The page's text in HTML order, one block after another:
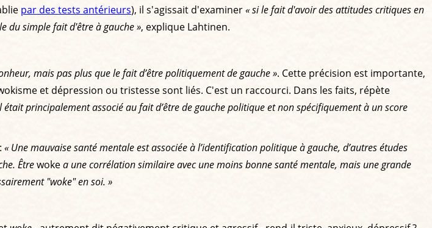
par des tests antérieurs), il s'agissait d'examiner« si le fait d'avoir des attitudes critiques en
du simple fait d'être à gauche », explique Lahtinen.
mais pas plus que le fait d’être politiquement de gauche ». Cette précision est importante,
et dépression ou tristesse sont liés. C'est un raccourci. Dans les faits, répète
principalement associé au fait d’être de gauche politique et non spécifiquement à un score
« Une mauvaise santé mentale est associée à l’identification politique à gauche, d’autres études
Êtrewokea une corrélation similaire avec une moins bonne santé mentale, mais une grande
"woke" en soi. »